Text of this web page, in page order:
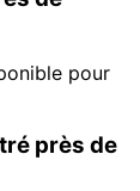
pour
près de